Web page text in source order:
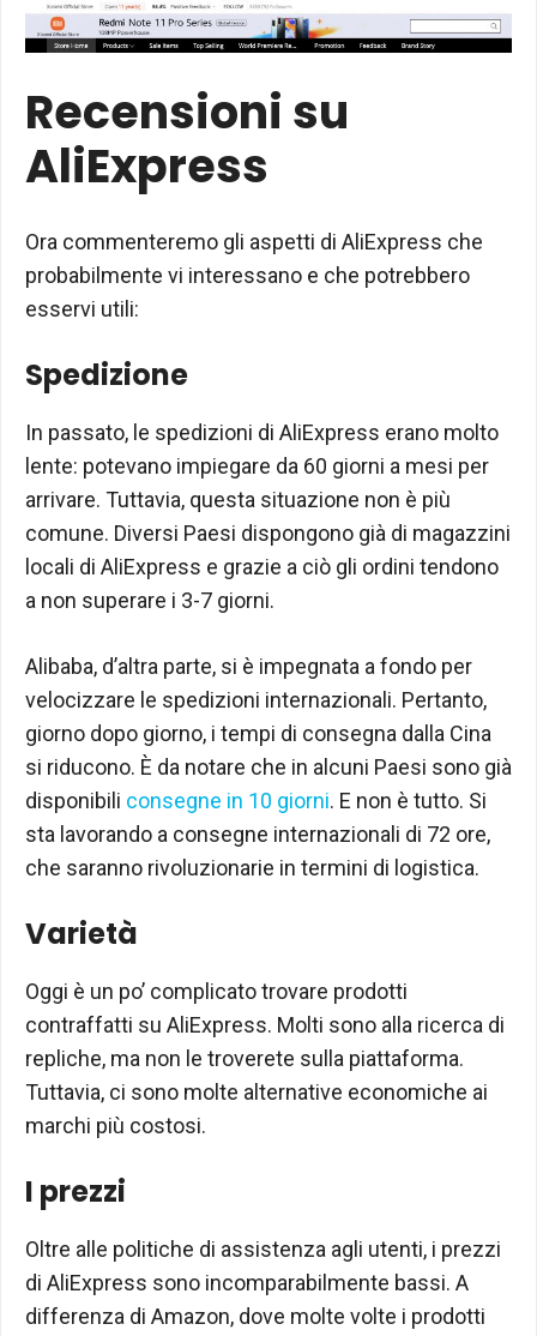
Recensioni su
AliExpress
Ora commenteremo gli aspetti di AliExpress che
probabilmente vi interessano e che potrebbero
esservi utili:
Spedizione
In passato, le spedizioni di AliExpress erano molto
lente: potevano impiegare da 60 giorni a mesi per
arrivare. Tuttavia, questa situazione non è più
comune. Diversi Paesi dispongono già di magazzini
locali di AliExpress e grazie a ciò gli ordini tendono
a non superare i 3-7 giorni.
Alibaba, d’altra parte, si è impegnata a fondo per
velocizzare le spedizioni internazionali. Pertanto,
giorno dopo giorno, i tempi di consegna dalla Cina
si riducono. È da notare che in alcuni Paesi sono già
disponibili consegne in 10 giorni. E non è tutto. Si
sta lavorando a consegne internazionali di 72 ore,
che saranno rivoluzionarie in termini di logistica.
Varietà
Oggi è un po’ complicato trovare prodotti
contraffatti su AliExpress. Molti sono alla ricerca di
repliche, ma non le troverete sulla piattaforma.
Tuttavia, ci sono molte alternative economiche ai
marchi più costosi.
I prezzi
Oltre alle politiche di assistenza agli utenti, i prezzi
di AliExpress sono incomparabilmente bassi. A
differenza di Amazon, dove molte volte i prodotti